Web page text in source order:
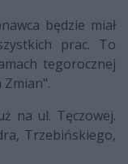
będzie miał
prac. To
tegorocznej
na ul. Tęczowej.
Trzebińskiego,